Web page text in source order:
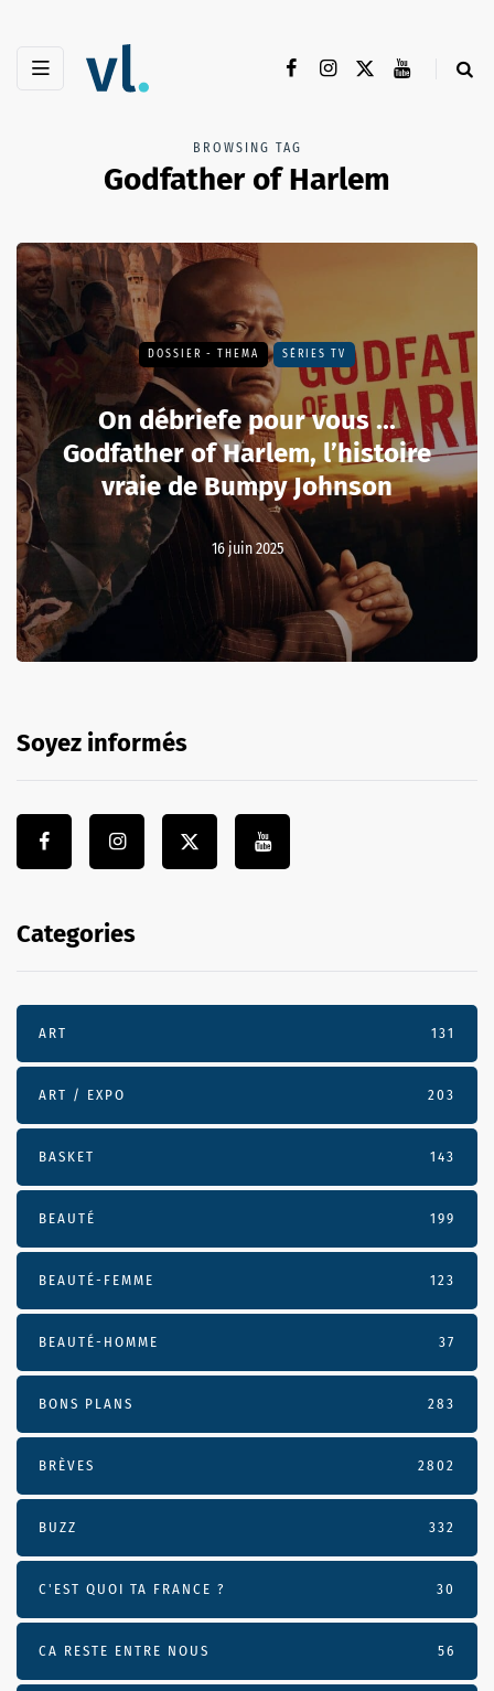
BROWSING TAG
Godfather of Harlem
DOSSIER - THEMA SÉRIES TV
On débriefe pour vous ...
Godfather of Harlem, l’histoire
vraie de Bumpy Johnson
16 juin 2025
Soyez informés
Categories
ART 131
ART / EXPO 203
BASKET 143
BEAUTÉ 199
BEAUTÉ-FEMME 123
BEAUTÉ-HOMME 37
BONS PLANS 283
BRÈVES 2802
BUZZ 332
C'EST QUOI TA FRANCE ? 30
CA RESTE ENTRE NOUS 56